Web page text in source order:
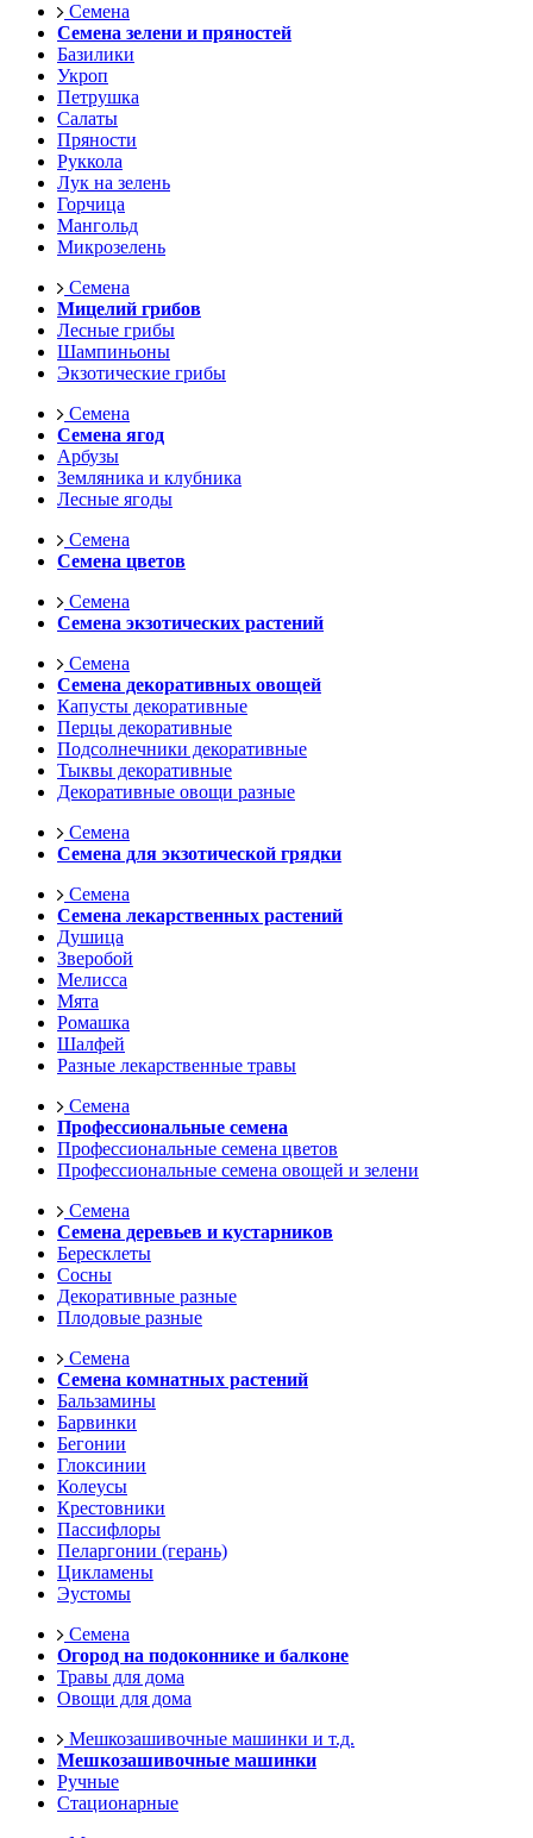
Семена
Семена зелени и пряностей
Базилики
Укроп
Петрушка
Салаты
Пряности
Руккола
Лук на зелень
Горчица
Мангольд
Микрозелень
Семена
Мицелий грибов
Лесные грибы
Шампиньоны
Экзотические грибы
Семена
Семена ягод
Арбузы
Земляника и клубника
Лесные ягоды
Семена
Семена цветов
Семена
Семена экзотических растений
Семена
Семена декоративных овощей
Капусты декоративные
Перцы декоративные
Подсолнечники декоративные
Тыквы декоративные
Декоративные овощи разные
Семена
Семена для экзотической грядки
Семена
Семена лекарственных растений
Душица
Зверобой
Мелисса
Мята
Ромашка
Шалфей
Разные лекарственные травы
Семена
Профессиональные семена
Профессиональные семена цветов
Профессиональные семена овощей и зелени
Семена
Семена деревьев и кустарников
Бересклеты
Сосны
Декоративные разные
Плодовые разные
Семена
Семена комнатных растений
Бальзамины
Барвинки
Бегонии
Глоксинии
Колеусы
Крестовники
Пассифлоры
Пеларгонии (герань)
Цикламены
Эустомы
Семена
Огород на подоконнике и балконе
Травы для дома
Овощи для дома
Мешкозашивочные машинки и т.д.
Мешкозашивочные машинки
Ручные
Стационарные